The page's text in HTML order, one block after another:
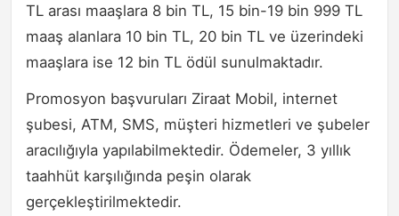
TL arası maaşlara 8 bin TL, 15 bin-19 bin 999 TL
maaş alanlara 10 bin TL, 20 bin TL ve üzerindeki
maaşlara ise 12 bin TL ödül sunulmaktadır.
Promosyon başvuruları Ziraat Mobil, internet
şubesi, ATM, SMS, müşteri hizmetleri ve şubeler
aracılığıyla yapılabilmektedir. Ödemeler, 3 yıllık
taahhüt karşılığında peşin olarak
gerçekleştirilmektedir.